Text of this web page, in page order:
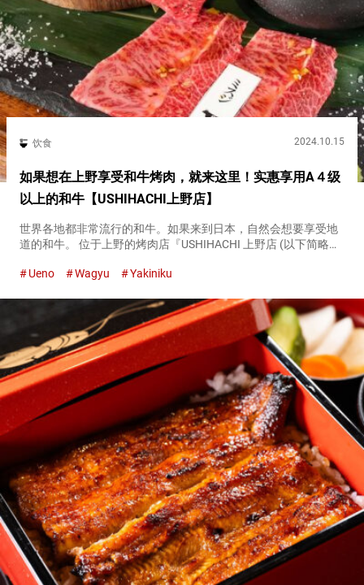
饮食 2024.10.15
如果想在上野享受和牛烤肉，就来这里！实惠享用A４级
以上的和牛【USHIHACHI上野店】
世界各地都非常流行的和牛。如果来到日本，自然会想要享受地
道的和牛。 位于上野的烤肉店『USHIHACHI 上野店 (以下简略、
理。 除了套餐菜单，这家店还提供丰富...
Ueno Wagyu Yakiniku